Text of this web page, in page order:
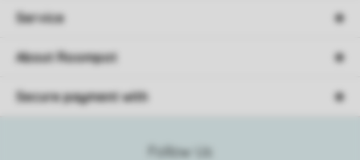
Follow Us
Service
About Roompot
Secure payment with